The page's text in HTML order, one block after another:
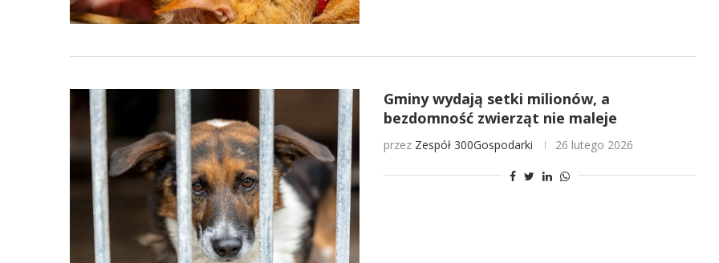
Gminy wydają setki milionów, a
bezdomność zwierząt nie maleje
przez Zespół 300Gospodarki 26 lutego 2026